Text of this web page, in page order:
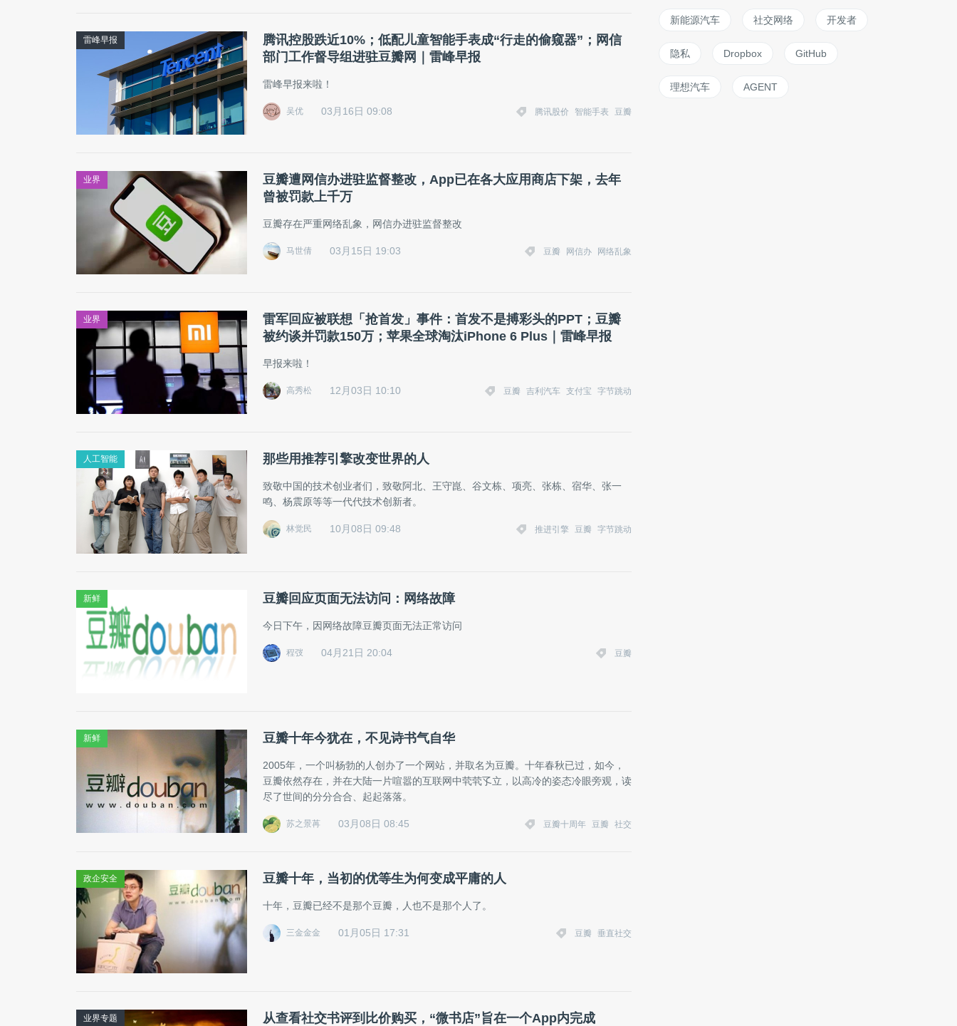
雷峰早报
​腾讯控股跌近10%；低配儿童智能手表成“行走的偷窥器”；网信
部门工作督导组进驻豆瓣网｜雷峰早报
雷峰早报来啦！
吴优 03月16日 09:08 腾讯股价 智能手表 豆瓣
业界
豆瓣遭网信办进驻监督整改，App已在各大应用商店下架，去年
曾被罚款上千万
豆瓣存在严重网络乱象，网信办进驻监督整改
马世倩 03月15日 19:03 豆瓣 网信办 网络乱象
业界
雷军回应被联想「抢首发」事件：首发不是搏彩头的PPT；豆瓣
被约谈并罚款150万；苹果全球淘汰iPhone 6 Plus｜雷峰早报
早报来啦！
高秀松 12月03日 10:10 豆瓣 吉利汽车 支付宝 字节跳动
人工智能 那些用推荐引擎改变世界的人
致敬中国的技术创业者们，致敬阿北、王守崑、谷文栋、项亮、张栋、宿华、张一
鸣、杨震原等等一代代技术创新者。
林觉民 10月08日 09:48 推进引擎 豆瓣 字节跳动
新鲜 豆瓣回应页面无法访问：网络故障
今日下午，因网络故障豆瓣页面无法正常访问
程弢 04月21日 20:04 豆瓣
新鲜 豆瓣十年今犹在，不见诗书气自华
2005年，一个叫杨勃的人创办了一个网站，并取名为豆瓣。十年春秋已过，如今，
豆瓣依然存在，并在大陆一片喧嚣的互联网中茕茕孓立，以高冷的姿态冷眼旁观，读
尽了世间的分分合合、起起落落。
苏之景苒 03月08日 08:45 豆瓣十周年 豆瓣 社交
政企安全 豆瓣十年，当初的优等生为何变成平庸的人
十年，豆瓣已经不是那个豆瓣，人也不是那个人了。
三金金金 01月05日 17:31 豆瓣 垂直社交
业界专题 从查看社交书评到比价购买，“微书店”旨在一个App内完成
新能源汽车 社交网络 开发者
隐私 Dropbox GitHub
理想汽车 AGENT